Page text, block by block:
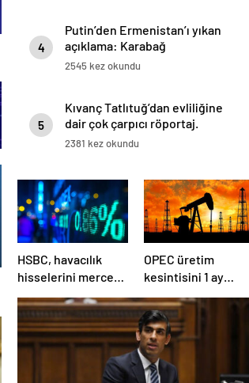
4
Putin’den Ermenistan’ı yıkan
açıklama: Karabağ
Azerbaycan’ın ayrılmaz bir
2545 kez okundu
5
Kıvanç Tatlıtuğ’dan evliliğine
dair çok çarpıcı röportaj.
2381 kez okundu
HSBC, havacılık
hisselerini mercek
OPEC üretim
kesintisini 1 ay